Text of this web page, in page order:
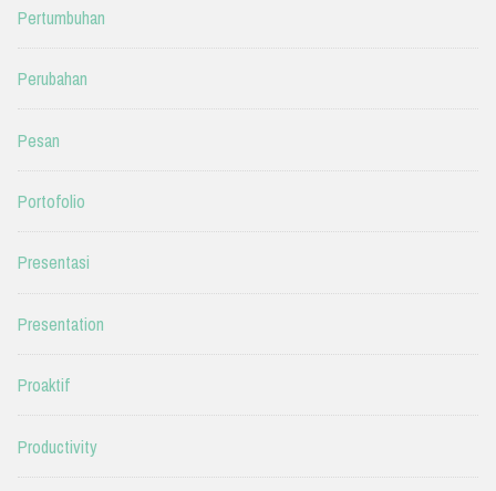
Pertumbuhan
Perubahan
Pesan
Portofolio
Presentasi
Presentation
Proaktif
Productivity